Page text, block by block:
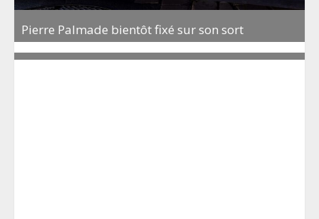
Pierre Palmade bientôt fixé sur son sort